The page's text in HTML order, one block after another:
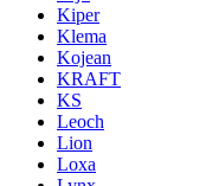
Kiper
Klema
Kojean
KRAFT
KS
Leoch
Lion
Loxa